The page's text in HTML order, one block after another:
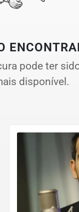
pode ter
disponível.